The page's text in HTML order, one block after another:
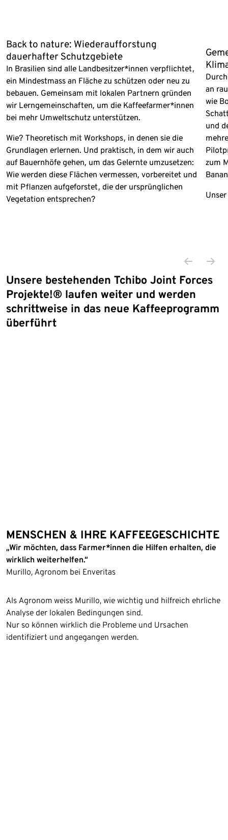
Back to nature: Wiederaufforstung
dauerhafter Schutzgebiete
In Brasilien sind alle Landbesitzer*innen verpflichtet,
ein Mindestmass an Fläche zu schützen oder neu zu
bebauen. Gemeinsam mit lokalen Partnern gründen
wir Lerngemeinschaften, um die Kaffeefarmer*innen
bei mehr Umweltschutz unterstützen.
Wie? Theoretisch mit Workshops, in denen sie die
Grundlagen erlernen. Und praktisch, in dem wir auch
auf Bauernhöfe gehen, um das Gelernte umzusetzen:
Wie werden diese Flächen vermessen, vorbereitet und
mit Pflanzen aufgeforstet, die der ursprünglichen
Vegetation entsprechen?
an
wie
und
zum
Unsere bestehenden Tchibo Joint Forces
Projekte!® laufen weiter und werden
schrittweise in das neue Kaffeeprogramm
überführt
MENSCHEN & IHRE KAFFEEGESCHICHTE
„Wir möchten, dass Farmer*innen die Hilfen erhalten, die
wirklich weiterhelfen.“
Murillo, Agronom bei Enveritas
Als Agronom weiss Murillo, wie wichtig und hilfreich ehrliche
Analyse der lokalen Bedingungen sind.
Nur so können wirklich die Probleme und Ursachen
identifiziert und angegangen werden.